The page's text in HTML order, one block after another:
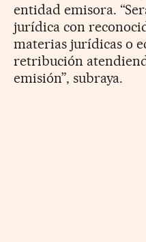
entidad emisora.
jurídica con
materias jurídicas o
retribución
emisión”, subraya.